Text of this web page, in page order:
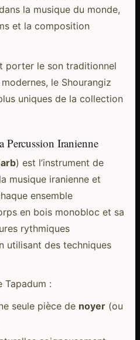
la musique du monde,
et la composition
porter le son traditionnel
le Shourangiz
uniques de la collection
Iranienne
) est l’instrument de
musique iranienne et
ensemble
en bois monobloc et sa
rythmiques
utilisant des techniques
Tapadum :
seule pièce de noyer(ou